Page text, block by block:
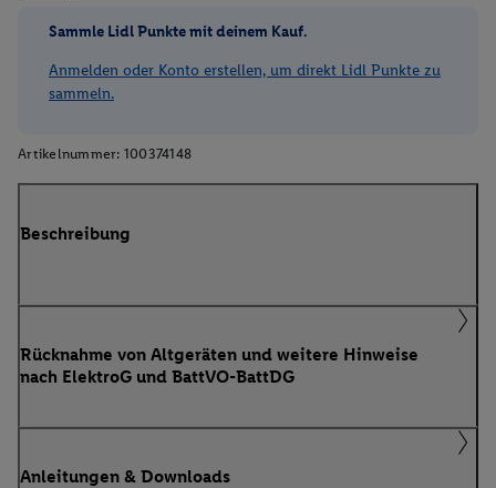
Sammle Lidl Punkte mit deinem Kauf.
Anmelden oder Konto erstellen, um direkt Lidl Punkte zu
sammeln.
Artikelnummer: 100374148
Beschreibung
Rücknahme von Altgeräten und weitere Hinweise
nach ElektroG und BattVO-BattDG
Anleitungen & Downloads